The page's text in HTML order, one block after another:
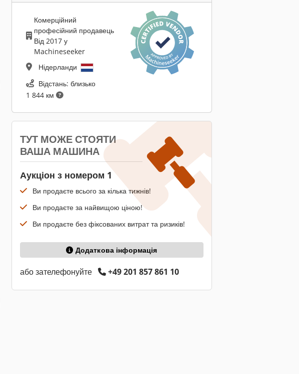
Комерційний
професійний продавець
Від 2017 у
Machineseeker
Нідерланди
Відстань: близько
1 844 км
ТУТ МОЖЕ СТОЯТИ
ВАША МАШИНА
Аукціон з номером 1
Ви продаєте всього за кілька тижнів!
Ви продаєте за найвищою ціною!
Ви продаєте без фіксованих витрат та ризиків!
Додаткова інформація
або зателефонуйте +49 201 857 861 10